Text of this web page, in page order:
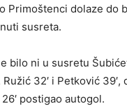
Primoštenci dolaze do
susreta.
bilo ni u susretu
Ružić 32′ i Petković
postigao autogol.